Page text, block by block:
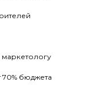
маркетологу
70% бюджета